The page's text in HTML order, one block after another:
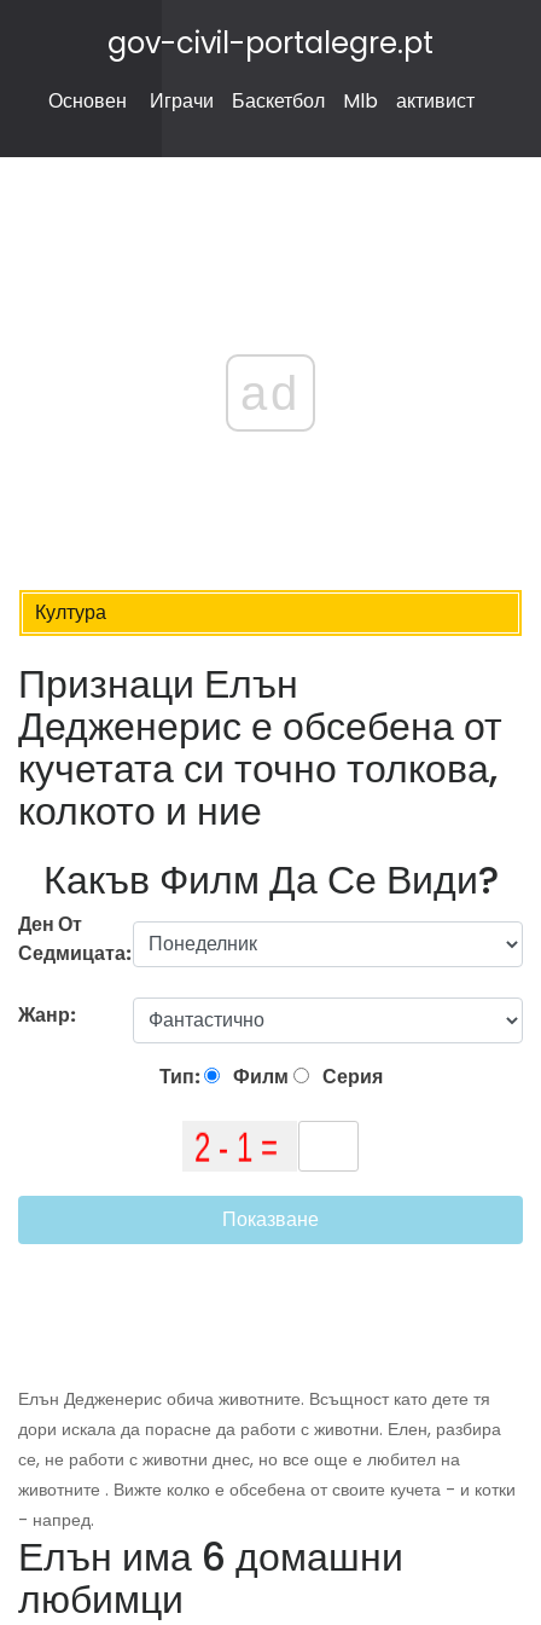
gov-civil-portalegre.pt
Основен Играчи Баскетбол Mlb активист
ad
Култура
Признаци Елън
Дедженерис е обсебена от
кучетата си точно толкова,
колкото и ние
Какъв Филм Да Се Види?
Ден От
Седмицата:
Жанр:
Тип: Филм Серия
Показване
Елън Дедженерис обича животните. Всъщност като дете тя
дори искала да порасне да работи с животни. Елен, разбира
се, не работи с животни днес, но все още е любител на
животните . Вижте колко е обсебена от своите кучета - и котки
- напред.
Елън има 6 домашни
любимци